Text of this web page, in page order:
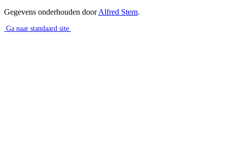
Gegevens onderhouden doorAlfred Stern.
Ga naar standaard site